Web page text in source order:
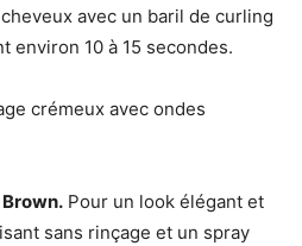
avec un baril de curling
environ 10 à 15 secondes.
Pour un look élégant et
sans rinçage et un spray